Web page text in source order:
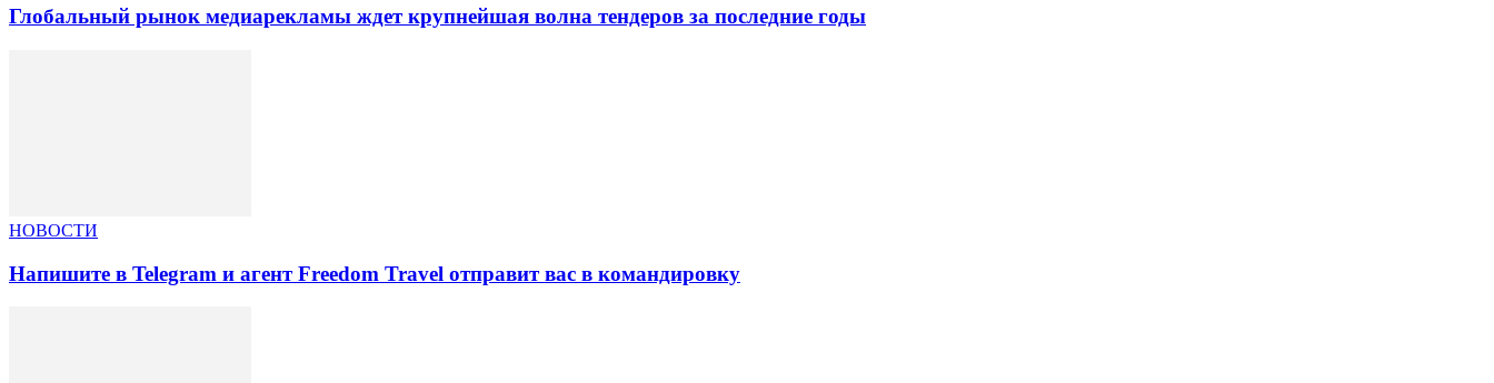
Глобальный рынок медиарекламы ждет крупнейшая волна тендеров за последние годы
НОВОСТИ
Напишите в Telegram и агент Freedom Travel отправит вас в командировку